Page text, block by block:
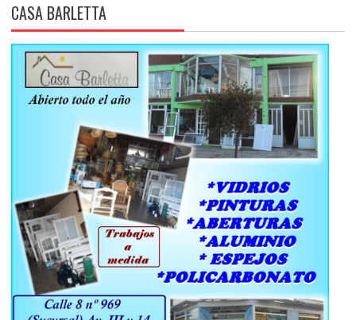
CASA BARLETTA